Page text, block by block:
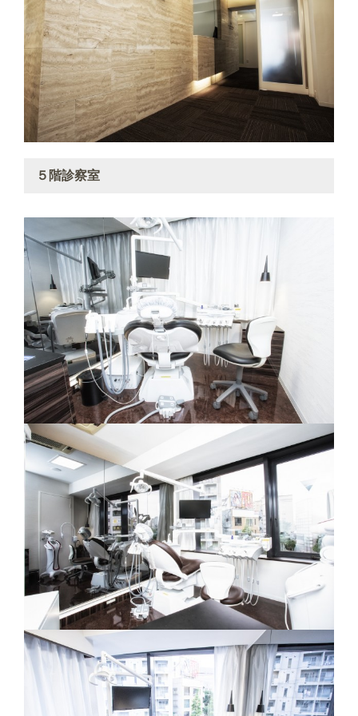
５階診察室